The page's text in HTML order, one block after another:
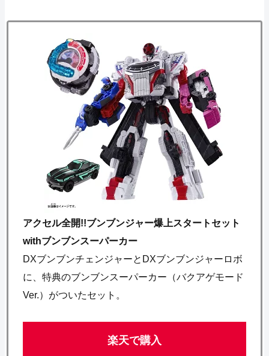
アクセル全開!!ブンブンジャー爆上スタートセット
withブンブンスーパーカー
DXブンブンチェンジャーとDXブンブンジャーロボ
に、特典のブンブンスーパーカー（バクアゲモード
Ver.）がついたセット。
楽天で購入